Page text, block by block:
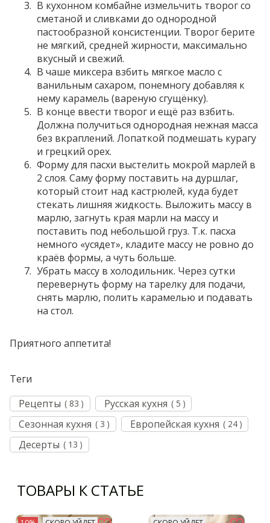
В кухонном комбайне измельчить творог со
сметаной и сливками до однородной
пастообразной консистенции. Творог берите
не мягкий, средней жирности, максимально
вкусный и свежий.
В чаше миксера взбить мягкое масло с
ванильным сахаром, понемногу добавляя к
нему карамель (вареную сгущёнку).
В конце ввести творог и ещё раз взбить.
Должна получиться однородная нежная масса
без вкраплений. Лопаткой подмешать курагу
и грецкий орех.
Форму для пасхи выстелить мокрой марлей в
2 слоя. Саму форму поставить на дуршлаг,
который стоит над кастрюлей, куда будет
стекать лишняя жидкость. Выложить массу в
марлю, загнуть края марли на массу и
поставить под небольшой груз. Т.к. пасха
немного «усядет», кладите массу не ровно до
краёв формы, а чуть больше.
Убрать массу в холодильник. Через сутки
перевернуть форму на тарелку для подачи,
снять марлю, полить карамелью и подавать
на стол.
Приятного аппетита!
Теги
Рецепты ( 83 ) Русская кухня ( 5 )
Сезонная кухня ( 3 ) Европейская кухня ( 24 )
Десерты ( 13 )
ТОВАРЫ К СТАТЬЕ